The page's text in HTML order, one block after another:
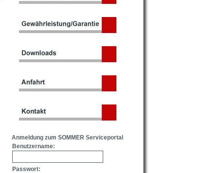
Anmeldung zum SOMMER Serviceportal
Benutzername:
Passwort: